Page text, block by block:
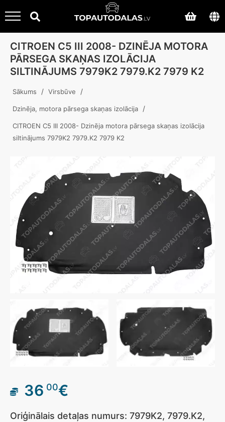
CITROEN C5 III 2008- DZINĒJA MOTORA
PĀRSEGA SKAŅAS IZOLĀCIJA
SILTINĀJUMS 7979K2 7979.K2 7979 K2
Sākums / Virsbūve /
Dzinēja, motora pārsega skaņas izolācija /
CITROEN C5 III 2008- Dzinēja motora pārsega skaņas izolācija
siltinājums 7979K2 7979.K2 7979 K2
36 00€
Oriģinālais detaļas numurs: 7979K2, 7979.K2,